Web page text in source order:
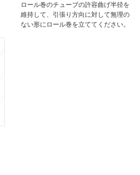
ロール巻のチューブの許容曲げ半径を
維持して、引張り方向に対して無理の
ない形にロール巻を立ててください。